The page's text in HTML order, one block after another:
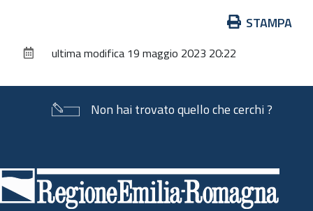
documento
STAMPA
ultima modifica 19 maggio 2023 20:22
Non hai trovato quello che cerchi ?
di
pagina